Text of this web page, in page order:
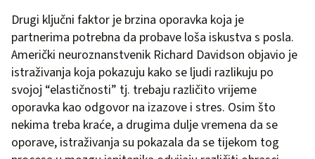
Drugi ključni faktor je brzina oporavka koja je
partnerima potrebna da probave loša iskustva s posla.
Američki neuroznanstvenik Richard Davidson objavio je
istraživanja koja pokazuju kako se ljudi razlikuju po
svojoj “elastičnosti” tj. trebaju različito vrijeme
oporavka kao odgovor na izazove i stres. Osim što
nekima treba kraće, a drugima dulje vremena da se
oporave, istraživanja su pokazala da se tijekom tog